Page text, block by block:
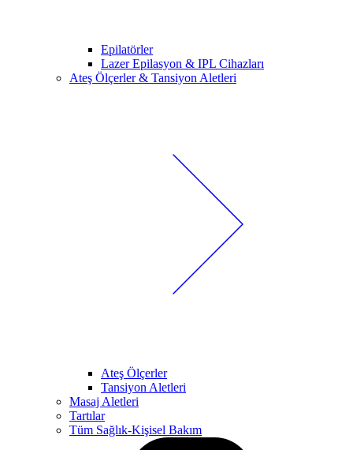
Epilatörler
Lazer Epilasyon & IPL Cihazları
Ateş Ölçerler & Tansiyon Aletleri
Ateş Ölçerler
Tansiyon Aletleri
Masaj Aletleri
Tartılar
Tüm Sağlık-Kişisel Bakım